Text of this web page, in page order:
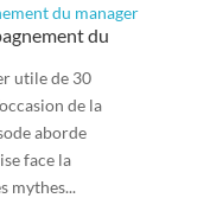
du manager
du
utile de 30
de la
aborde
face la
mythes...